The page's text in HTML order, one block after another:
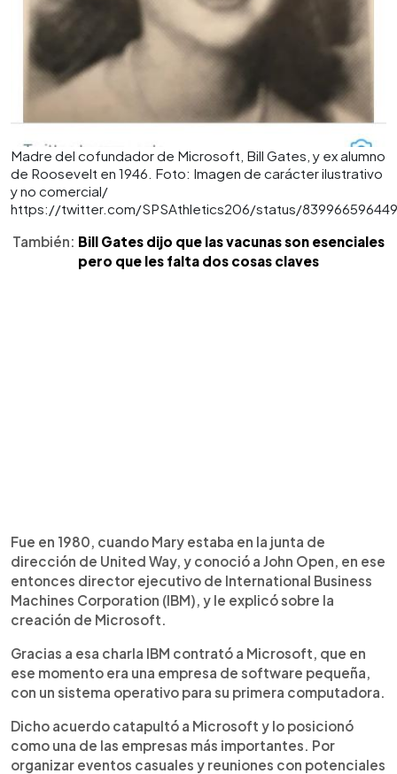
Madre del cofundador de Microsoft, Bill Gates, y ex alumno
de Roosevelt en 1946. Foto: Imagen de carácter ilustrativo
y no comercial/
https://twitter.com/SPSAthletics206/status/
También: Bill Gates dijo que las vacunas son esenciales
pero que les falta dos cosas claves
Fue en 1980, cuando Mary estaba en la junta de
dirección de United Way, y conoció a John Open, en ese
entonces director ejecutivo de International Business
Machines Corporation (IBM), y le explicó sobre la
creación de Microsoft.
Gracias a esa charla IBM contrató a Microsoft, que en
ese momento era una empresa de software pequeña,
con un sistema operativo para su primera computadora.
Dicho acuerdo catapultó a Microsoft y lo posicionó
como una de las empresas más importantes. Por
organizar eventos casuales y reuniones con potenciales